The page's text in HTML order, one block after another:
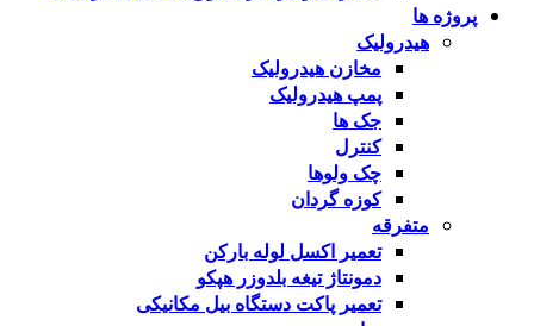
پروژه ها
هیدرولیک
مخازن هیدرولیک
پمپ هیدرولیک
جک ها
کنترل
چک ولوها
کوزه گردان
متفرقه
تعمیر اکسل لوله بارکن
دمونتاژ تیغه بلدوزر هپکو
تعمیر پاکت دستگاه بیل مکانیکی